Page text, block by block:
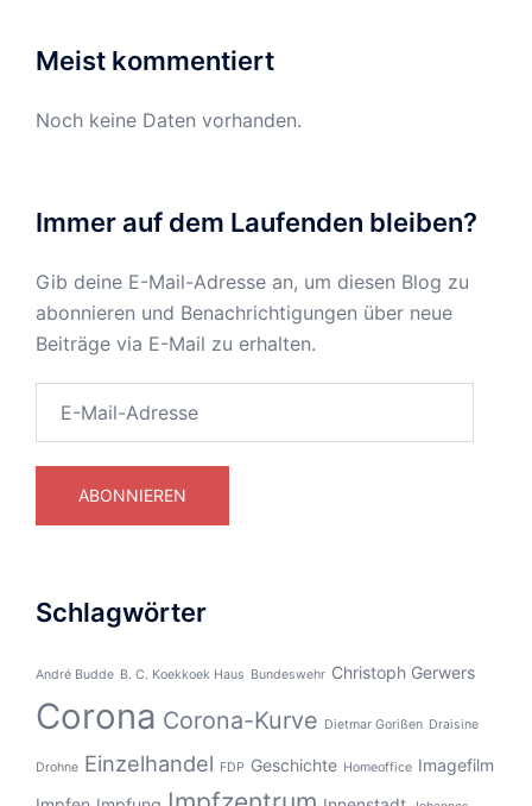
Meist kommentiert
Noch keine Daten vorhanden.
Immer auf dem Laufenden bleiben?
Gib deine E-Mail-Adresse an, um diesen Blog zu
abonnieren und Benachrichtigungen über neue
Beiträge via E-Mail zu erhalten.
Mail-
ABONNIEREN
Schlagwörter
André Budde B. C. Koekkoek Haus Bundeswehr Christoph Gerwers
Corona Corona-Kurve Dietmar Gorißen Draisine
Drohne Einzelhandel FDP Geschichte Homeoffice Imagefilm